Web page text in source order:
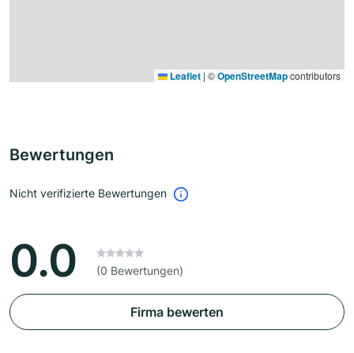
Leaflet | ©OpenStreetMapcontributors
Bewertungen
Nicht verifizierte Bewertungen
0.0 (0 Bewertungen)
Firma bewerten